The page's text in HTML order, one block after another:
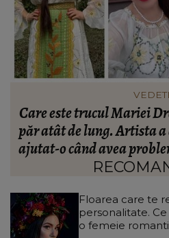
Ce să porți în Italia în
îmbraci în funcție de
Floarea care te
personalitate.
o femeie